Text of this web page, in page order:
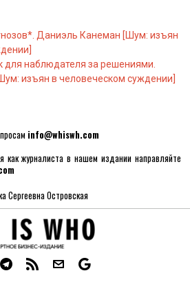
Даниэль Канеман [Шум: изъян
для наблюдателя за решениями.
изъян в человеческом суждении]
info@whiswh.com
как журналиста в нашем издании направляйте
Сергеевна Островская